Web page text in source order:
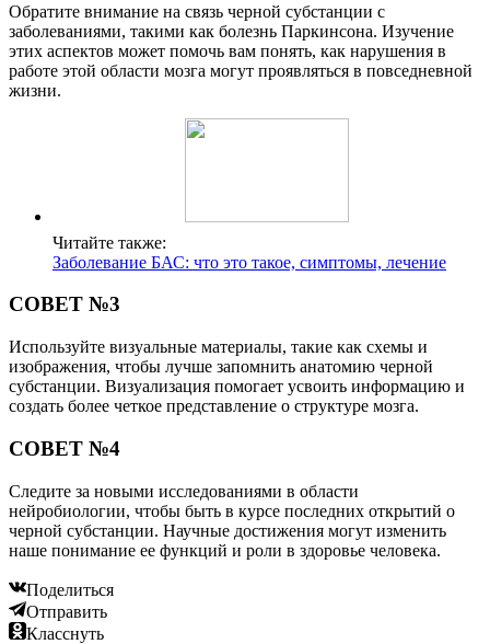
Обратите внимание на связь черной субстанции с
заболеваниями, такими как болезнь Паркинсона. Изучение
этих аспектов может помочь вам понять, как нарушения в
работе этой области мозга могут проявляться в повседневной
жизни.
Читайте также:
Заболевание БАС: что это такое, симптомы, лечение
СОВЕТ №3
Используйте визуальные материалы, такие как схемы и
изображения, чтобы лучше запомнить анатомию черной
субстанции. Визуализация помогает усвоить информацию и
создать более четкое представление о структуре мозга.
СОВЕТ №4
Следите за новыми исследованиями в области
нейробиологии, чтобы быть в курсе последних открытий о
черной субстанции. Научные достижения могут изменить
наше понимание ее функций и роли в здоровье человека.
Поделиться
Отправить
Класснуть